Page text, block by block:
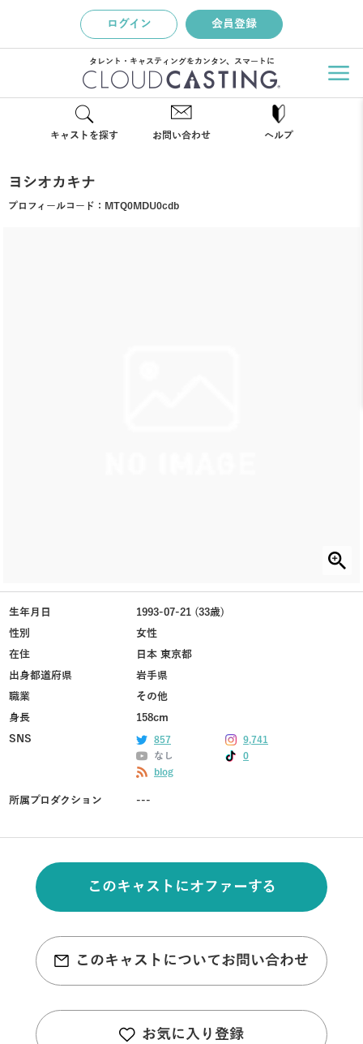
ログイン 会員登録
タレント・キャスティングをカンタン、スマートに
キャストを探す お問い合わせ ヘルプ
ヨシオカキナ
プロフィールコード： MTQ0MDU0cdb
生年月日
1993-07-21 (33歳)
性別
女性
在住
日本 東京都
出身都道府県
岩手県
職業
その他
身長
158cm
SNS
857
9,741
なし
0
blog
所属プロダクション ---
このキャストにオファーする
このキャストについてお問い合わせ
お気に入り登録